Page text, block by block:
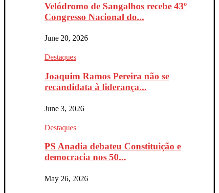
Velódromo de Sangalhos recebe 43º
Congresso Nacional do...
June 20, 2026
Destaques
Joaquim Ramos Pereira não se
recandidata à liderança...
June 3, 2026
Destaques
PS Anadia debateu Constituição e
democracia nos 50...
May 26, 2026